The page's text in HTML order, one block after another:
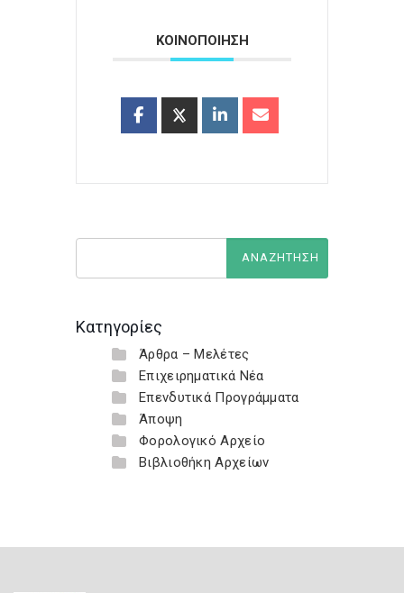
ΚΟΙΝΟΠΟΙΗΣΗ
Κατηγορίες
Άρθρα – Μελέτες
Επιχειρηματικά Νέα
Επενδυτικά Προγράμματα
Άποψη
Φορολογικό Αρχείο
Βιβλιοθήκη Αρχείων